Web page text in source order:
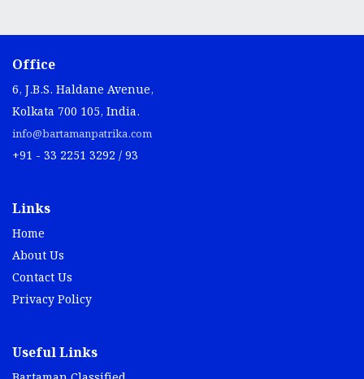
Office
6, J.B.S. Haldane Avenue,
Kolkata 700 105, India.
info@bartamanpatrika.com
+91 - 33 2251 3292 / 93
Links
Home
About Us
Contact Us
Privacy Policy
Useful Links